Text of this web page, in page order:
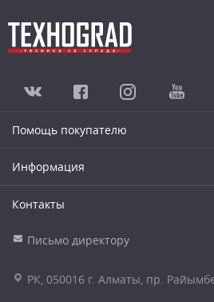
Помощь покупателю
Информация
Контакты
Письмо директору
РК, 050016 г. Алматы, пр.